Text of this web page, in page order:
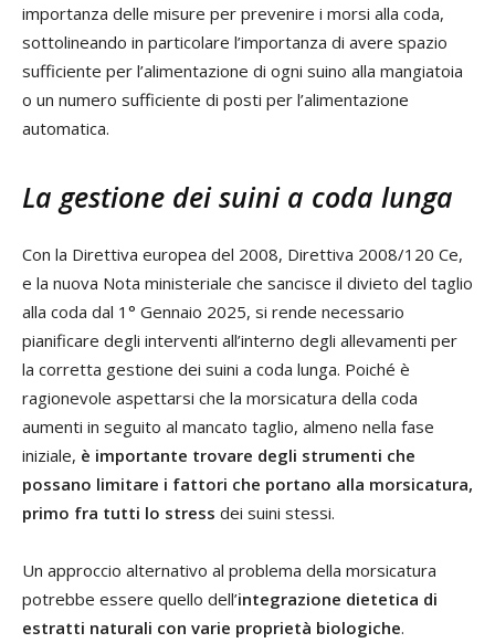
importanza delle misure per prevenire i morsi alla coda,
sottolineando in particolare l’importanza di avere spazio
sufficiente per l’alimentazione di ogni suino alla mangiatoia
o un numero sufficiente di posti per l’alimentazione
automatica.
La gestione dei suini a coda lunga
Con la Direttiva europea del 2008, Direttiva 2008/120 Ce,
e la nuova Nota ministeriale che sancisce il divieto del taglio
alla coda dal 1° Gennaio 2025, si rende necessario
pianificare degli interventi all’interno degli allevamenti per
la corretta gestione dei suini a coda lunga. Poiché è
ragionevole aspettarsi che la morsicatura della coda
aumenti in seguito al mancato taglio, almeno nella fase
iniziale, è importante trovare degli strumenti che
possano limitare i fattori che portano alla morsicatura,
primo fra tutti lo stress dei suini stessi.
Un approccio alternativo al problema della morsicatura
potrebbe essere quello dell’integrazione dietetica di
estratti naturali con varie proprietà biologiche.